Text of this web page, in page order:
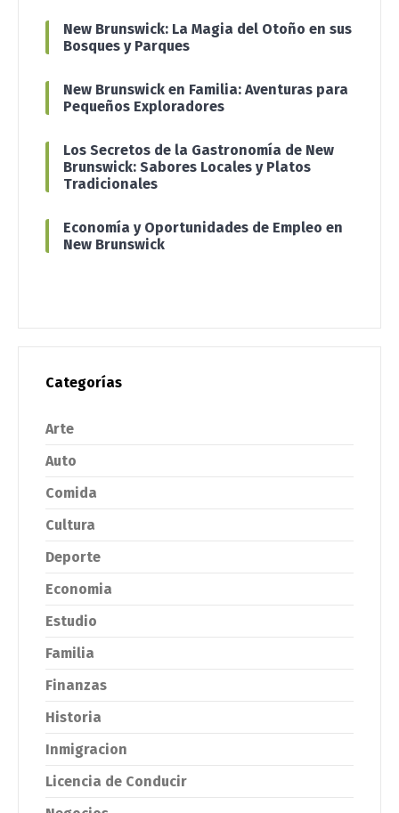
New Brunswick: La Magia del Otoño en sus
Bosques y Parques
New Brunswick en Familia: Aventuras para
Pequeños Exploradores
Los Secretos de la Gastronomía de New
Brunswick: Sabores Locales y Platos
Tradicionales
Economía y Oportunidades de Empleo en
New Brunswick
Categorías
Arte
Auto
Comida
Cultura
Deporte
Economia
Estudio
Familia
Finanzas
Historia
Inmigracion
Licencia de Conducir